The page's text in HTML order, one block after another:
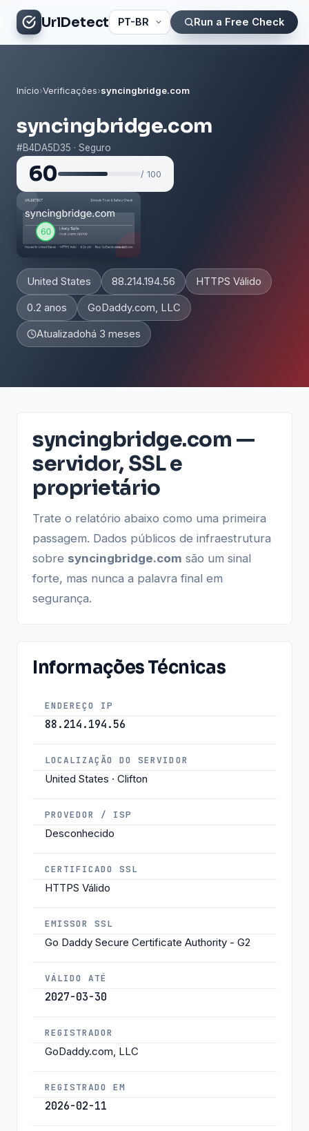
UrlDetect Run a Free Check
Início›Verificações›syncingbridge.com
syncingbridge.com
#B4DA5D35 · Seguro
60 / 100
United States 88.214.194.56 HTTPS Válido
0.2 anos GoDaddy.com, LLC
Atualizadohá 3 meses
syncingbridge.com —
servidor, SSL e
proprietário
Trate o relatório abaixo como uma primeira
passagem. Dados públicos de infraestrutura
sobre syncingbridge.com são um sinal
forte, mas nunca a palavra final em
segurança.
Informações Técnicas
ENDEREÇO IP
88.214.194.56
LOCALIZAÇÃO DO SERVIDOR
United States · Clifton
PROVEDOR / ISP
Desconhecido
CERTIFICADO SSL
HTTPS Válido
EMISSOR SSL
Go Daddy Secure Certificate Authority - G2
VÁLIDO ATÉ
2027-03-30
REGISTRADOR
GoDaddy.com, LLC
REGISTRADO EM
2026-02-11